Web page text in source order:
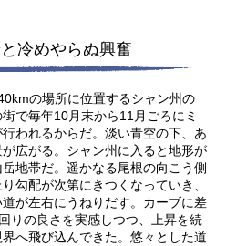
冷めやらぬ興奮
の場所に位置するシャン州の
で毎年10月末から11月ごろにミ
われるからだ。淡い青空の下、あ
広がる。シャン州に入ると地形が
地帯だ。遥かなる尾根の向こう側
勾配が次第にきつくなっていき、
が左右にうねりだす。カーブに差
りの良さを実感しつつ、上昇を続
へ飛び込んできた。悠々とした道